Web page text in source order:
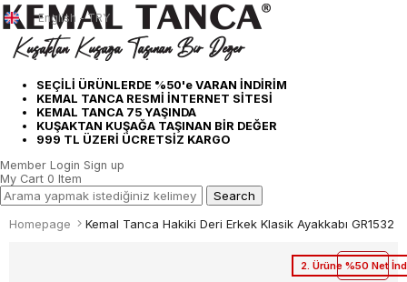
SEÇİLİ ÜRÜNLERDE %50'e VARAN İNDİRİM
KEMAL TANCA RESMİ İNTERNET SİTESİ
KEMAL TANCA 75 YAŞINDA
KUŞAKTAN KUŞAĞA TAŞINAN BİR DEĞER
999 TL ÜZERİ ÜCRETSİZ KARGO
English - TRY
Member Login Sign up
My Cart 0 Item
Homepage Kemal Tanca Hakiki Deri Erkek Klasik Ayakkabı GR1532
2. Ürüne %50 Net